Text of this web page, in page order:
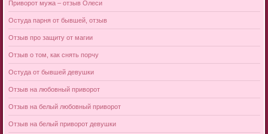
Приворот мужа – отзыв Олеси
Остуда парня от бывшей, отзыв
Отзыв про защиту от магии
Отзыв о том, как снять порчу
Остуда от бывшей девушки
Отзыв на любовный приворот
Отзыв на белый любовный приворот
Отзыв на белый приворот девушки